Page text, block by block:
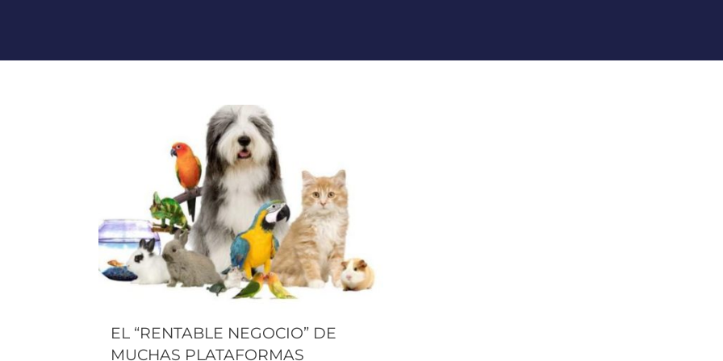
EL “RENTABLE NEGOCIO” DE
MUCHAS PLATAFORMAS